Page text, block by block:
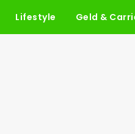
Lifestyle Geld &